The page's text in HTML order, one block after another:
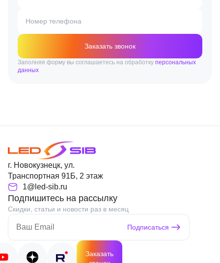
Номер телефона
Заказать звонок
Заполняя форму вы соглашаетесь на обработку персональных
данных
г. Новокузнецк, ул.
Транспортная 91Б, 2 этаж
1@led-sib.ru
Подпишитесь на рассылку
Скидки, статьи и новости раз в месяц
Подписаться
Заказать